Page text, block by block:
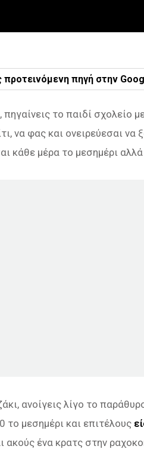
πηγή στην
, πηγαίνεις το παιδί σχολείο
να φας και ονειρεύεσαι
κάθε μέρα το μεσημέρι
ανοίγεις λίγο το
το μεσημέρι και επιτέλους
ακούς ένα κρατς στην